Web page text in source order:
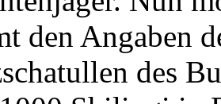
den Angaben
des